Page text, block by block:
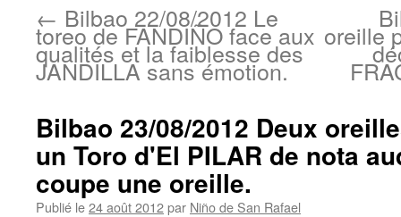
← Bilbao 22/08/2012 Le
toreo de FANDIÑO face aux
qualités et la faiblesse des
JANDILLA sans émotion.
oreille
Bilbao 23/08/2012 Deux
un Toro d'El PILAR de nota
coupe une oreille.
Publié le24 août 2012par Niño de San Rafael